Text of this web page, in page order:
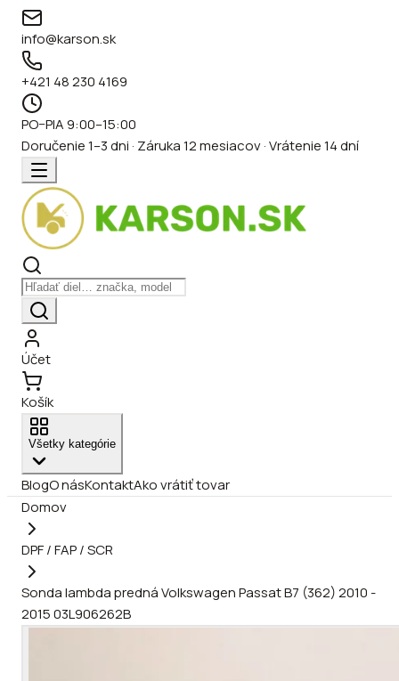
info@karson.sk
+421 48 230 4169
PO–PIA 9:00–15:00
Doručenie 1–3 dni · Záruka 12 mesiacov · Vrátenie 14 dní
Účet
Košík
Všetky kategórie
BlogO násKontaktAko vrátiť tovar
Domov
DPF / FAP / SCR
Sonda lambda predná Volkswagen Passat B7 (362) 2010 -
2015 03L906262B